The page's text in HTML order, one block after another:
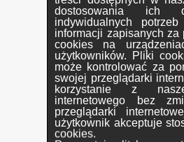
dostosowania ich
indywidualnych
informacji zapisanych za
cookies na
użytkowników. Pliki
może kontrolować za
swojej przeglądarki
korzystanie z
internetowego bez
przeglądarki
użytkownik akceptuje
cookies.